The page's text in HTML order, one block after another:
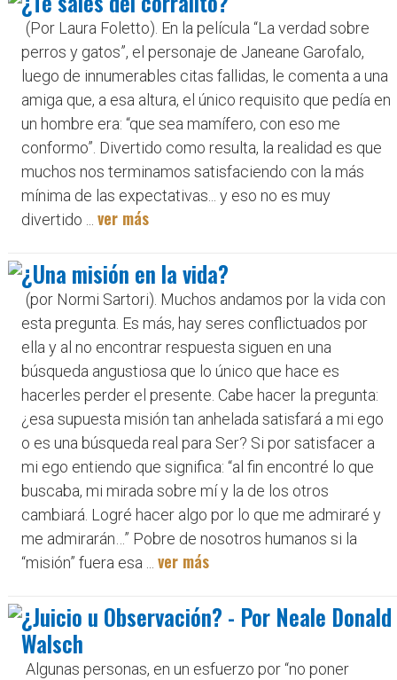
(Por Laura Foletto). En la película “La verdad sobre
perros y gatos”, el personaje de Janeane Garofalo,
luego de innumerables citas fallidas, le comenta a una
amiga que, a esa altura, el único requisito que pedía en
un hombre era: “que sea mamífero, con eso me
conformo”. Divertido como resulta, la realidad es que
muchos nos terminamos satisfaciendo con la más
mínima de las expectativas... y eso no es muy
divertido ... ver más
¿Una misión en la vida?
(por Normi Sartori). Muchos andamos por la vida con
esta pregunta. Es más, hay seres conflictuados por
ella y al no encontrar respuesta siguen en una
búsqueda angustiosa que lo único que hace es
hacerles perder el presente. Cabe hacer la pregunta:
¿esa supuesta misión tan anhelada satisfará a mi ego
o es una búsqueda real para Ser? Si por satisfacer a
mi ego entiendo que significa: “al fin encontré lo que
buscaba, mi mirada sobre mí y la de los otros
cambiará. Logré hacer algo por lo que me admiraré y
me admirarán…” Pobre de nosotros humanos si la
“misión” fuera esa ... ver más
¿Juicio u Observación? - Por Neale Donald
Walsch
Algunas personas, en un esfuerzo por “no poner